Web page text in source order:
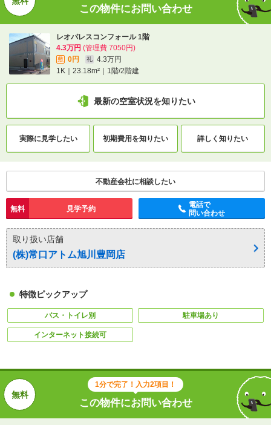
この物件にお問い合わせ
レオパレスコンフォール 1階
4.3万円 (管理費 7050円)
敷 0円 礼
4.3万円
1K｜23.18m²｜1階/2階建
最新の空室状況を知りたい
実際に見学したい 初期費用を知りたい 詳しく知りたい
不動産会社に相談したい
無料 見学予約
電話で
問い合わせ
取り扱い店舗
(株)常口アトム旭川豊岡店
特徴ピックアップ
バス・トイレ別 駐車場あり
インターネット接続可
1分で完了！入力2項目！
この物件にお問い合わせ